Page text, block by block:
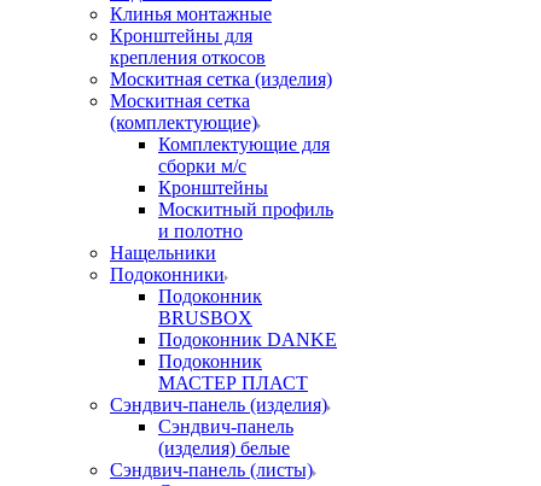
Клинья монтажные
Кронштейны для
крепления откосов
Москитная сетка (изделия)
Москитная сетка
(комплектующие)
Комплектующие для
сборки м/с
Кронштейны
Москитный профиль
и полотно
Нащельники
Подоконники
Подоконник
BRUSBOX
Подоконник DANKE
Подоконник
МАСТЕР ПЛАСТ
Сэндвич-панель (изделия)
Сэндвич-панель
(изделия) белые
Сэндвич-панель (листы)